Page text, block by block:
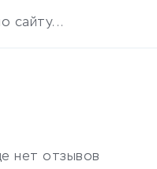
сайту...
нет отзывов